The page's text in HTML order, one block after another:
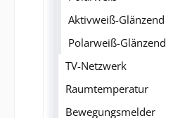
Aktivweiß-Glänzend
Polarweiß-Glänzend
TV-Netzwerk
Raumtemperatur
Bewegungsmelder